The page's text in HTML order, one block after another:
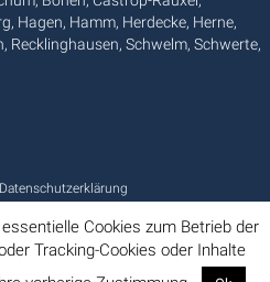
Hagen, Hamm, Herdecke, Herne,
Recklinghausen, Schwelm, Schwerte,
Datenschutzerklärung
Cookies zum Betrieb der
Tracking-Cookies oder Inhalte